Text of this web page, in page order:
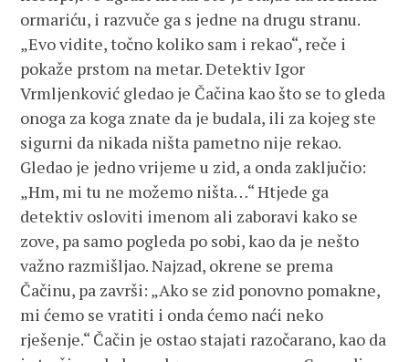
ormariću, i razvuče ga s jedne na drugu stranu.
„Evo vidite, točno koliko sam i rekao“, reče i
pokaže prstom na metar. Detektiv Igor
Vrmljenković gledao je Čačina kao što se to gleda
onoga za koga znate da je budala, ili za kojeg ste
sigurni da nikada ništa pametno nije rekao.
Gledao je jedno vrijeme u zid, a onda zaključio:
„Hm, mi tu ne možemo ništa…“ Htjede ga
detektiv osloviti imenom ali zaboravi kako se
zove, pa samo pogleda po sobi, kao da je nešto
važno razmišljao. Najzad, okrene se prema
Čačinu, pa završi: „Ako se zid ponovno pomakne,
mi ćemo se vratiti i onda ćemo naći neko
rješenje.“ Čačin je ostao stajati razočarano, kao da